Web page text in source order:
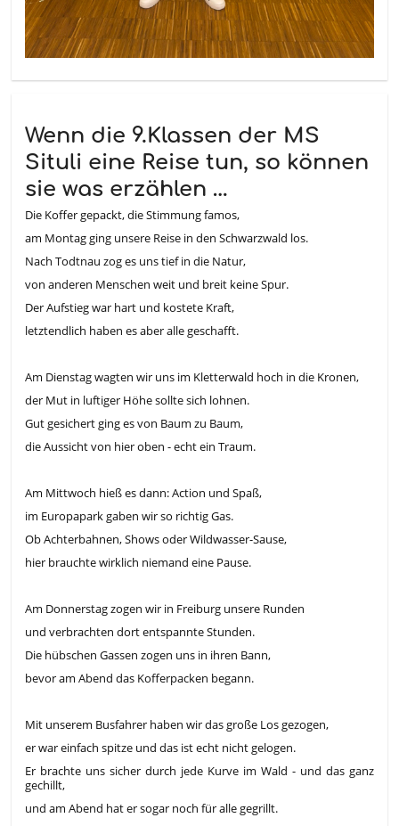
Wenn die 9.Klassen der MS
Situli eine Reise tun, so können
sie was erzählen …
Die Koffer gepackt, die Stimmung famos,
am Montag ging unsere Reise in den Schwarzwald los.
Nach Todtnau zog es uns tief in die Natur,
von anderen Menschen weit und breit keine Spur.
Der Aufstieg war hart und kostete Kraft,
letztendlich haben es aber alle geschafft.
Am Dienstag wagten wir uns im Kletterwald hoch in die Kronen,
der Mut in luftiger Höhe sollte sich lohnen.
Gut gesichert ging es von Baum zu Baum,
die Aussicht von hier oben - echt ein Traum.
Am Mittwoch hieß es dann: Action und Spaß,
im Europapark gaben wir so richtig Gas.
Ob Achterbahnen, Shows oder Wildwasser-Sause,
hier brauchte wirklich niemand eine Pause.
Am Donnerstag zogen wir in Freiburg unsere Runden
und verbrachten dort entspannte Stunden.
Die hübschen Gassen zogen uns in ihren Bann,
bevor am Abend das Kofferpacken begann.
Mit unserem Busfahrer haben wir das große Los gezogen,
er war einfach spitze und das ist echt nicht gelogen.
Er brachte uns sicher durch jede Kurve im Wald - und das ganz
gechillt,
und am Abend hat er sogar noch für alle gegrillt.